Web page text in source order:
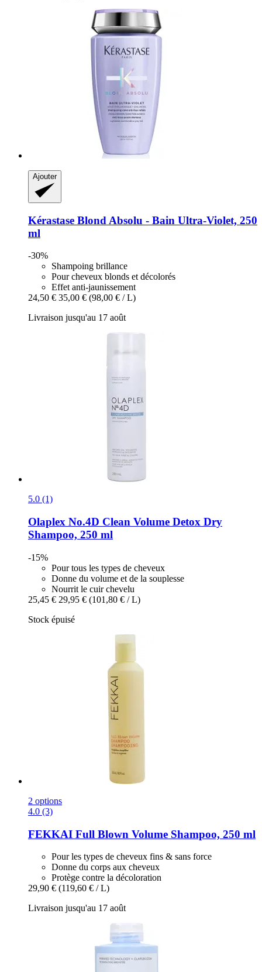
Ajouter
Kérastase Blond Absolu -​ Bain Ultra-​Violet, 250
ml
-30%
Shampoing brillance
Pour cheveux blonds et décolorés
Effet anti-jaunissement
24,50 € 35,00 € (98,00 € / L)
Livraison jusqu'au 17 août
5.0 (1)
Olaplex No.4D Clean Volume Detox Dry
Shampoo, 250 ml
-15%
Pour tous les types de cheveux
Donne du volume et de la souplesse
Nourrit le cuir chevelu
25,45 € 29,95 € (101,80 € / L)
Stock épuisé
2 options
4.0 (3)
FEKKAI Full Blown Volume Shampoo, 250 ml
Pour les types de cheveux fins & sans force
Donne du corps aux cheveux
Protège contre la décoloration
29,90 € (119,60 € / L)
Livraison jusqu'au 17 août